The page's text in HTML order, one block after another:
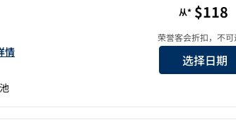
情：Bellasera Hotel & Suites Paso Robles, 希尔顿
情
从* $118
荣誉客会折扣，不可
选择日期